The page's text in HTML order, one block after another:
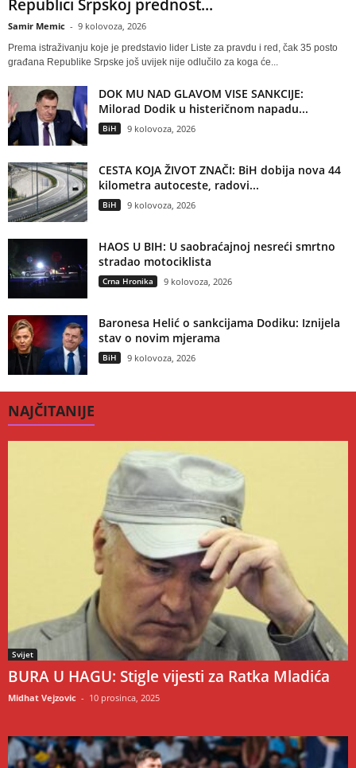
Republici Srpskoj prednost...
Samir Memic - 9 kolovoza, 2026
Prema istraživanju koje je predstavio lider Liste za pravdu i red, čak 35 posto
građana Republike Srpske još uvijek nije odlučilo za koga će...
DOK MU NAD GLAVOM VISE SANKCIJE:
Milorad Dodik u histeričnom napadu...
BiH 9 kolovoza, 2026
CESTA KOJA ŽIVOT ZNAČI: BiH dobija nova 44
kilometra autoceste, radovi...
BiH 9 kolovoza, 2026
HAOS U BIH: U saobraćajnoj nesreći smrtno
stradao motociklista
Crna Hronika 9 kolovoza, 2026
Baronesa Helić o sankcijama Dodiku: Iznijela
stav o novim mjerama
BiH 9 kolovoza, 2026
NAJČITANIJE
Svijet
BURA U HAGU: Stigle vijesti za Ratka Mladića
Midhat Vejzovic - 10 prosinca, 2025